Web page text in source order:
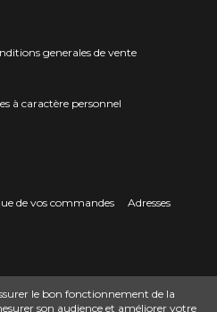
generales de vente
à caractère personnel
de vos commandes
Adresses
le bon fonctionnement de la
son audience et améliorer votre